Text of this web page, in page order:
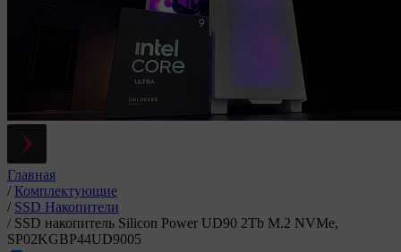
Главная
/ Комплектующие
/ SSD Накопители
/ SSD накопитель Silicon Power UD90 2Tb M.2 NVMe,
SP02KGBP44UD9005